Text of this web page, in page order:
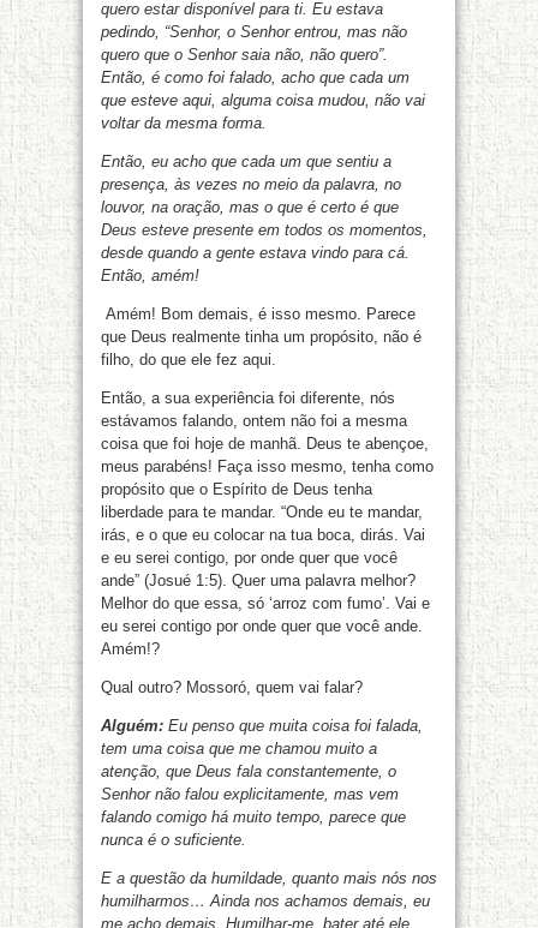
quero estar disponível para ti. Eu estava
pedindo, “Senhor, o Senhor entrou, mas não
quero que o Senhor saia não, não quero”.
Então, é como foi falado, acho que cada um
que esteve aqui, alguma coisa mudou, não vai
voltar da mesma forma.
Então, eu acho que cada um que sentiu a
presença, às vezes no meio da palavra, no
louvor, na oração, mas o que é certo é que
Deus esteve presente em todos os momentos,
desde quando a gente estava vindo para cá.
Então, amém!
Amém! Bom demais, é isso mesmo. Parece
que Deus realmente tinha um propósito, não é
filho, do que ele fez aqui.
Então, a sua experiência foi diferente, nós
estávamos falando, ontem não foi a mesma
coisa que foi hoje de manhã. Deus te abençoe,
meus parabéns! Faça isso mesmo, tenha como
propósito que o Espírito de Deus tenha
liberdade para te mandar. “Onde eu te mandar,
irás, e o que eu colocar na tua boca, dirás. Vai
e eu serei contigo, por onde quer que você
ande” (Josué 1:5). Quer uma palavra melhor?
Melhor do que essa, só ‘arroz com fumo’. Vai e
eu serei contigo por onde quer que você ande.
Amém!?
Qual outro? Mossoró, quem vai falar?
Alguém: Eu penso que muita coisa foi falada,
tem uma coisa que me chamou muito a
atenção, que Deus fala constantemente, o
Senhor não falou explicitamente, mas vem
falando comigo há muito tempo, parece que
nunca é o suficiente.
E a questão da humildade, quanto mais nós nos
humilharmos… Ainda nos achamos demais, eu
me acho demais. Humilhar-me, bater até ele